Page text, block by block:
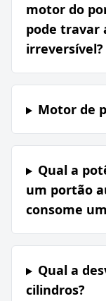
motor do
pode travar
irreversível?
Motor de
Qual a
um portão
consome
Qual a
cilindros?